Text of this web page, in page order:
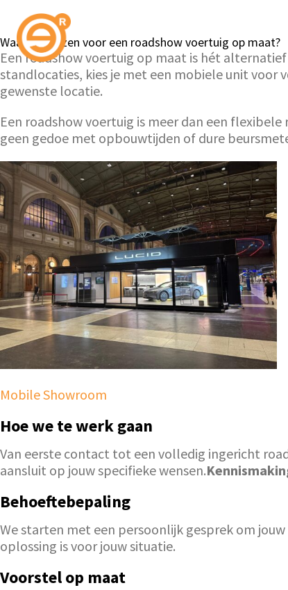
Waarom kiezen voor een roadshow voertuig op maat?
Een roadshow voertuig op maat is hét
standlocaties, kies je met een mobiele unit voor
gewenste locatie.
Een roadshow voertuig is meer dan een
geen gedoe met opbouwtijden of dure
Mobile Showroom
Hoe we te werk gaan
Van eerste contact tot een volledig ingericht
aansluit op jouw specifieke wensen.
Behoeftebepaling
We starten met een persoonlijk gesprek om
oplossing is voor jouw situatie.
Voorstel op maat